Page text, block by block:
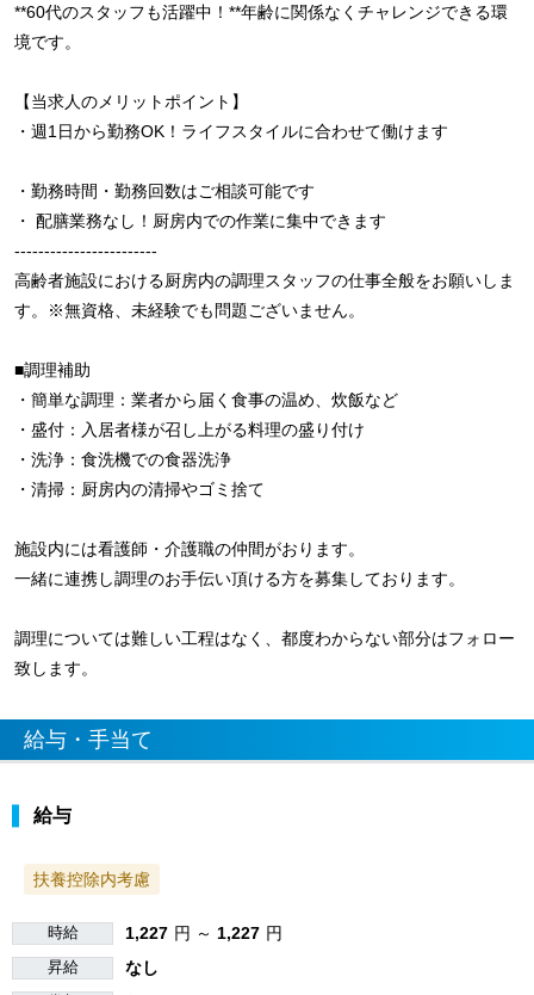
**60代のスタッフも活躍中！**年齢に関係なくチャレンジできる環
境です。
【当求人のメリットポイント】
・週1日から勤務OK！ライフスタイルに合わせて働けます
・勤務時間・勤務回数はご相談可能です
・ 配膳業務なし！厨房内での作業に集中できます
------------------------
高齢者施設における厨房内の調理スタッフの仕事全般をお願いしま
す。※無資格、未経験でも問題ございません。
■調理補助
・簡単な調理：業者から届く食事の温め、炊飯など
・盛付：入居者様が召し上がる料理の盛り付け
・洗浄：食洗機での食器洗浄
・清掃：厨房内の清掃やゴミ捨て
施設内には看護師・介護職の仲間がおります。
一緒に連携し調理のお手伝い頂ける方を募集しております。
調理については難しい工程はなく、都度わからない部分はフォロー
致します。
給与・手当て
給与
扶養控除内考慮
時給 1,227 円 ～ 1,227 円
昇給 なし